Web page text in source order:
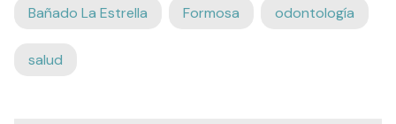
Bañado La Estrella Formosa odontología
salud